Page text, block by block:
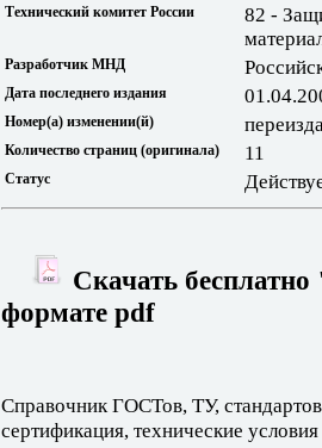
Технический комитет России
82 -
Разработчик МНД
Дата последнего издания
Номер(а) изменении(й)
Количество страниц (оригинала) 11
Статус
Скачать
формате pdf
Справочник ГОСТов, ТУ,
сертификация, технические условия